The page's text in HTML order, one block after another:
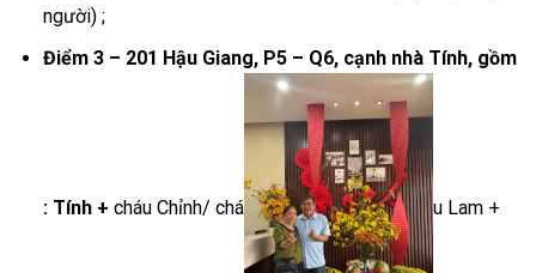
người) ;
Điểm 3 – 201 Hậu Giang, P5 – Q6, cạnh nhà Tính, gồm
: Tính + cháu Chỉnh/ chá u Lam +